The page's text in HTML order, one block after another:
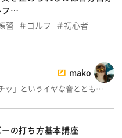
フ…
習 ゴルフ
初心者
mako
ッ」というイヤな音ととも…
ーの打ち方基本講座